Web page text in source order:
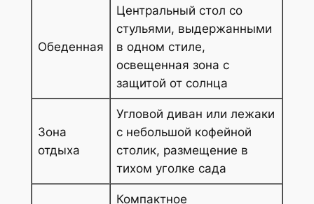
Обеденная
Центральный стол со
стульями, выдержанными
в одном стиле,
освещенная зона с
защитой от солнца
Зона
отдыха
Угловой диван или лежаки
с небольшой кофейной
столик, размещение в
тихом уголке сада
Компактное